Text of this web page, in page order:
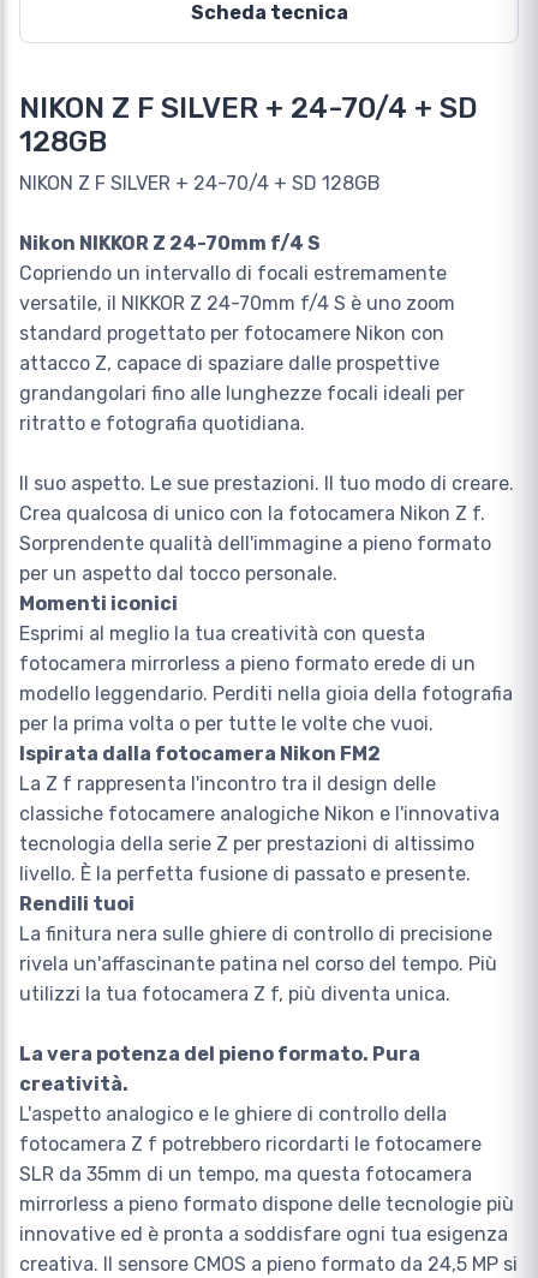
Scheda tecnica
NIKON Z F SILVER + 24-70/4 + SD
128GB
NIKON Z F SILVER + 24-70/4 + SD 128GB
Nikon NIKKOR Z 24-70mm f/4 S
Copriendo un intervallo di focali estremamente
versatile, il NIKKOR Z 24-70mm f/4 S è uno zoom
standard progettato per fotocamere Nikon con
attacco Z, capace di spaziare dalle prospettive
grandangolari fino alle lunghezze focali ideali per
ritratto e fotografia quotidiana.
Il suo aspetto. Le sue prestazioni. Il tuo modo di creare.
Crea qualcosa di unico con la fotocamera Nikon Z f.
Sorprendente qualità dell'immagine a pieno formato
per un aspetto dal tocco personale.
Momenti iconici
Esprimi al meglio la tua creatività con questa
fotocamera mirrorless a pieno formato erede di un
modello leggendario. Perditi nella gioia della fotografia
per la prima volta o per tutte le volte che vuoi.
Ispirata dalla fotocamera Nikon FM2
La Z f rappresenta l'incontro tra il design delle
classiche fotocamere analogiche Nikon e l'innovativa
tecnologia della serie Z per prestazioni di altissimo
livello. È la perfetta fusione di passato e presente.
Rendili tuoi
La finitura nera sulle ghiere di controllo di precisione
rivela un'affascinante patina nel corso del tempo. Più
utilizzi la tua fotocamera Z f, più diventa unica.
La vera potenza del pieno formato. Pura
creatività.
L'aspetto analogico e le ghiere di controllo della
fotocamera Z f potrebbero ricordarti le fotocamere
SLR da 35mm di un tempo, ma questa fotocamera
mirrorless a pieno formato dispone delle tecnologie più
innovative ed è pronta a soddisfare ogni tua esigenza
creativa. Il sensore CMOS a pieno formato da 24,5 MP si